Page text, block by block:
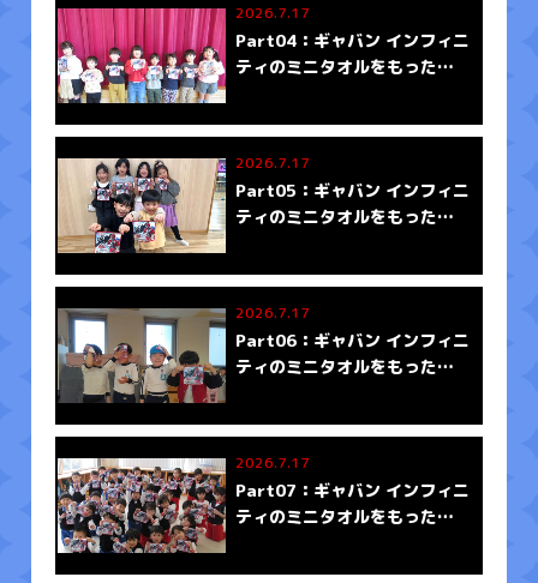
2026.7.17
Part04：ギャバン インフィニ
ティのミニタオルをもったみ
2026.7.17
Part05：ギャバン インフィニ
ティのミニタオルをもったみ
2026.7.17
Part06：ギャバン インフィニ
ティのミニタオルをもったみ
2026.7.17
Part07：ギャバン インフィニ
ティのミニタオルをもったみ